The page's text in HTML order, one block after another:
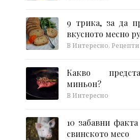
9 трика, за да
вкусното месно
В Интересно, Рецепти
Какво
миньон?
В Интересно
10 забавни
свинското месо